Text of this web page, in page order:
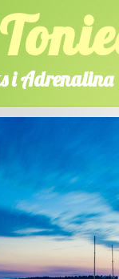
i Adrenalina